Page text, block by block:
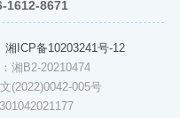
1612-8671
湘ICP备10203241号-12
湘B2-20210474
(2022)0042-005号